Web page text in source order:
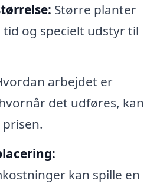
Større planter
og specielt udstyr til
arbejdet er
det udføres, kan
kan spille en